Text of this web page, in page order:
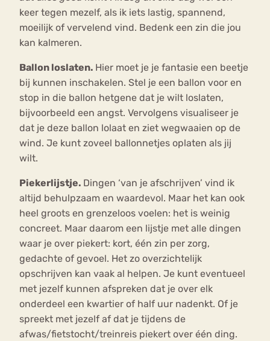
keer tegen mezelf, als ik iets lastig, spannend,
moeilijk of vervelend vind. Bedenk een zin die jou
kan kalmeren.
Ballon loslaten. Hier moet je je fantasie een beetje
bij kunnen inschakelen. Stel je een ballon voor en
stop in die ballon hetgene dat je wilt loslaten,
bijvoorbeeld een angst. Vervolgens visualiseer je
dat je deze ballon lolaat en ziet wegwaaien op de
wind. Je kunt zoveel ballonnetjes oplaten als jij
wilt.
Piekerlijstje. Dingen ‘van je afschrijven’ vind ik
altijd behulpzaam en waardevol. Maar het kan ook
heel groots en grenzeloos voelen: het is weinig
concreet. Maar daarom een lijstje met alle dingen
waar je over piekert: kort, één zin per zorg,
gedachte of gevoel. Het zo overzichtelijk
opschrijven kan vaak al helpen. Je kunt eventueel
met jezelf kunnen afspreken dat je over elk
onderdeel een kwartier of half uur nadenkt. Of je
spreekt met jezelf af dat je tijdens de
afwas/fietstocht/treinreis piekert over één ding.